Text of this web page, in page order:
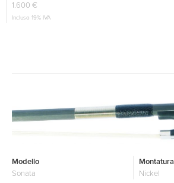
1.600 €
Incluso 19% IVA
Modello
Sonata
Montatura
Nickel